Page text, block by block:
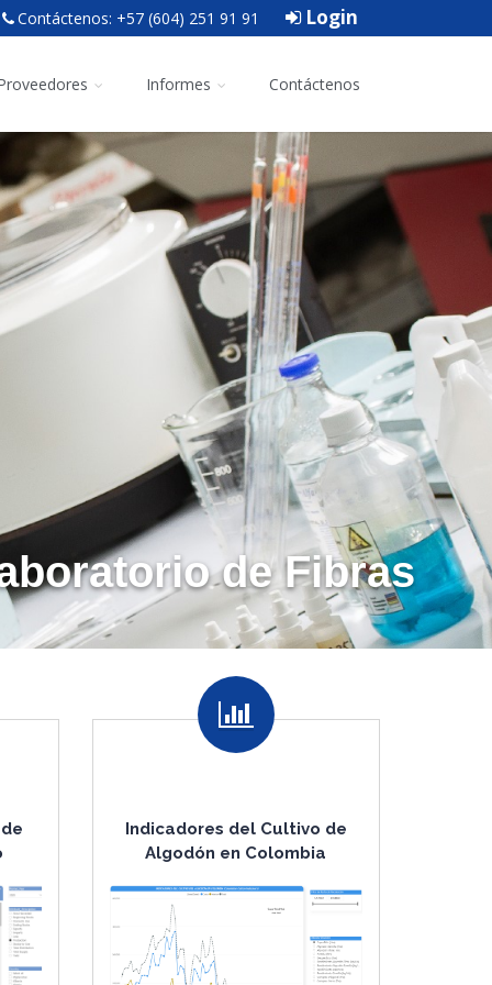
Contáctenos: +57 (604) 251 91 91 Login
Informes Contáctenos
Indicadores del Cultivo de
Algodón en Colombia